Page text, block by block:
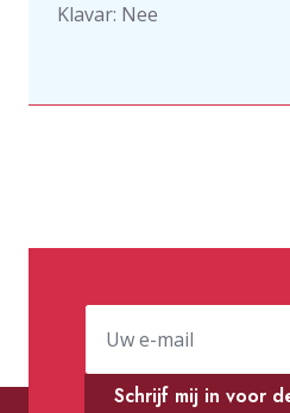
Klavar: Nee
Schrijf mij in voor